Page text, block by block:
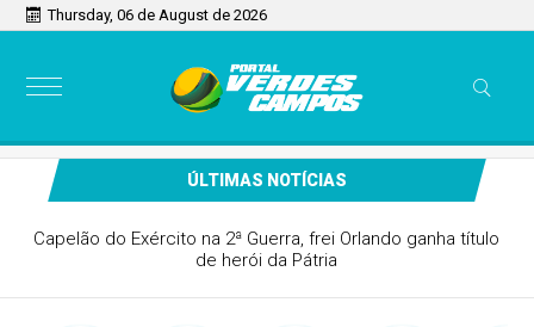
Thursday, 06 de August de 2026
ÚLTIMAS NOTÍCIAS
Mais bolsas de residência reduzem escassez de
especialistas?